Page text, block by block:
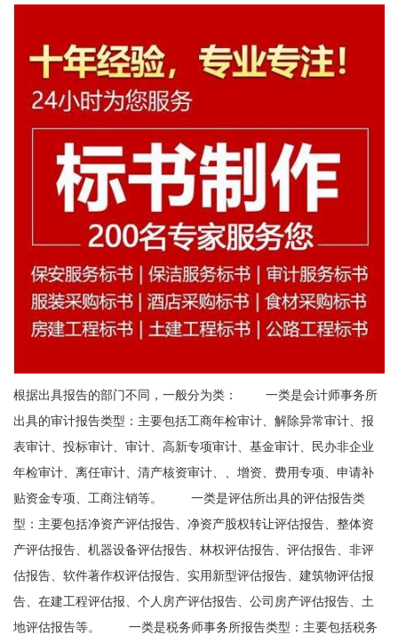
根据出具报告的部门不同，一般分为类： 一类是会计师事务所
出具的审计报告类型：主要包括工商年检审计、解除异常审计、报
表审计、投标审计、审计、高新专项审计、基金审计、民办非企业
年检审计、离任审计、清产核资审计、、增资、费用专项、申请补
贴资金专项、工商注销等。 一类是评估所出具的评估报告类
型：主要包括净资产评估报告、净资产股权转让评估报告、整体资
产评估报告、机器设备评估报告、林权评估报告、评估报告、非评
估报告、软件著作权评估报告、实用新型评估报告、建筑物评估报
告、在建工程评估报、个人房产评估报告、公司房产评估报告、土
地评估报告等。 一类是税务师事务所报告类型：主要包括税务